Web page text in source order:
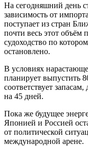
На сегодняшний день
зависимость от
поступает из стран
почти весь этот объём
судоходство по
остановлено.
В условиях
планирует выпустить
соответствует
на 45 дней.
Пока же будущее
Японией и Россией
от политической
международной арене.